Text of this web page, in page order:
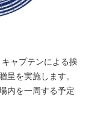
ャプテンによる挨
を実施します。
内を一周する予定